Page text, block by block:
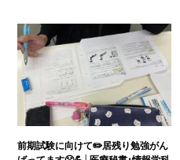
前期試験に向けて✏️居残り勉強がん